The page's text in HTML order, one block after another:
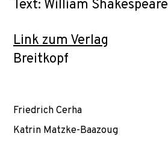
Text: William Shakespeare
Link zum Verlag
Breitkopf
Friedrich Cerha
Katrin Matzke-Baazoug